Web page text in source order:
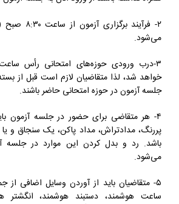
۲- فرآیند
می‌شود.
خواهد شد، لذا متقاضیان لازم است قبل از
جلسه آزمون در حوزه امتحانی حاضر باشند.
۴- هر متقاضی برای حضور در جلسه آزمون
پررنگ، مدادتراش، مداد پاکن، یک سنجاق و
باشد. رد و بدل کردن این موارد در
می‌شود.
۵- متقاضیان باید از آوردن وسایل اضافی از
ساعت هوشمند، دستبند هوشمند، انگشتر